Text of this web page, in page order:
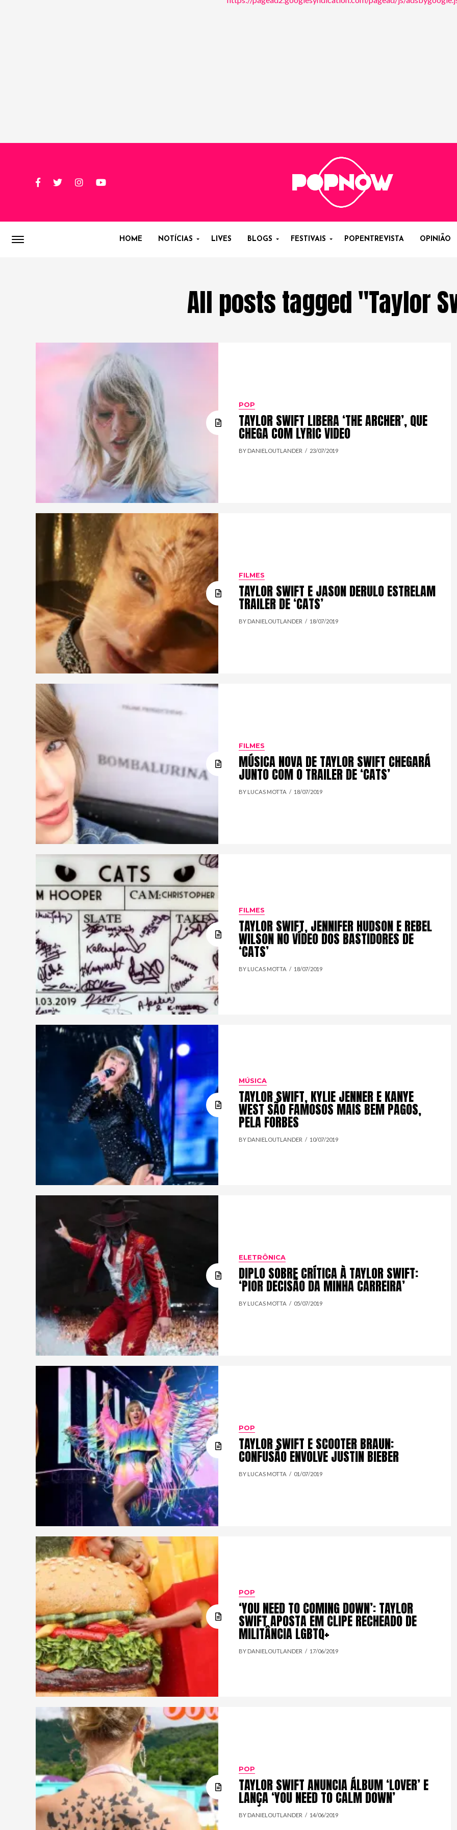
HOME NOTÍCIAS LIVES BLOGS FESTIVAIS POPENTREVISTA OPINIÃO
All posts tagged "Taylor
POP
TAYLOR SWIFT LIBERA ‘THE ARCHER’, QUE
CHEGA COM LYRIC VIDEO
BY DANIELOUTLANDER 23/07/2019
FILMES
TAYLOR SWIFT E JASON DERULO ESTRELAM
TRAILER DE ‘CATS’
BY DANIELOUTLANDER 18/07/2019
FILMES
MÚSICA NOVA DE TAYLOR SWIFT CHEGARÁ
JUNTO COM O TRAILER DE ‘CATS’
BY LUCAS MOTTA 18/07/2019
FILMES
TAYLOR SWIFT, JENNIFER HUDSON E REBEL
WILSON NO VÍDEO DOS BASTIDORES DE
‘CATS’
BY LUCAS MOTTA 18/07/2019
MÚSICA
TAYLOR SWIFT, KYLIE JENNER E KANYE
WEST SÃO FAMOSOS MAIS BEM PAGOS,
PELA FORBES
BY DANIELOUTLANDER 10/07/2019
ELETRÔNICA
DIPLO SOBRE CRÍTICA À TAYLOR SWIFT:
‘PIOR DECISÃO DA MINHA CARREIRA’
BY LUCAS MOTTA 05/07/2019
POP
TAYLOR SWIFT E SCOOTER BRAUN:
CONFUSÃO ENVOLVE JUSTIN BIEBER
BY LUCAS MOTTA 01/07/2019
POP
‘YOU NEED TO COMING DOWN’: TAYLOR
SWIFT APOSTA EM CLIPE RECHEADO DE
MILITÂNCIA LGBTQ+
BY DANIELOUTLANDER 17/06/2019
POP
TAYLOR SWIFT ANUNCIA ÁLBUM ‘LOVER’ E
LANÇA ‘YOU NEED TO CALM DOWN’
BY DANIELOUTLANDER 14/06/2019